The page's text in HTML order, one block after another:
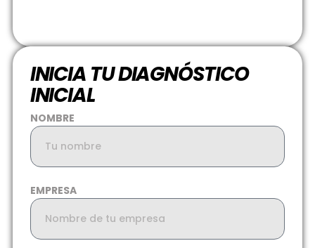
INICIA TU DIAGNÓSTICO
INICIAL
NOMBRE
EMPRESA